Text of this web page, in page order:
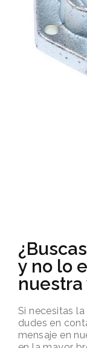
y no lo
nuestra
Si necesitas
dudes en
mensaje en